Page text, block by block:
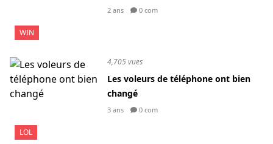
WIN
2 ans 0 com
LOL
4,705 vues
Les voleurs de téléphone ont bien
changé
3 ans 0 com